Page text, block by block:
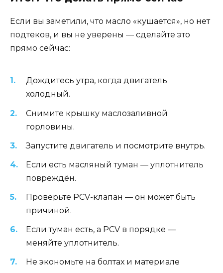
Если вы заметили, что масло «кушается», но нет
подтеков, и вы не уверены — сделайте это
прямо сейчас:
Дождитесь утра, когда двигатель
холодный.
Снимите крышку маслозаливной
горловины.
Запустите двигатель и посмотрите внутрь.
Если есть масляный туман — уплотнитель
повреждён.
Проверьте PCV-клапан — он может быть
причиной.
Если туман есть, а PCV в порядке —
меняйте уплотнитель.
Не экономьте на болтах и материале